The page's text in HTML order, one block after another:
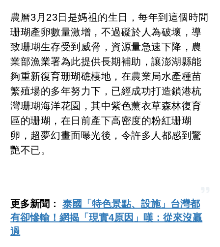
農曆3月23日是媽祖的生日，每年到這個時間
珊瑚產卵數量激增，不過礙於人為破壞，導
致珊瑚生存受到威脅，資源量急速下降，農
業部漁業署為此提供長期補助，讓澎湖縣能
夠重新復育珊瑚礁棲地，在農業局水產種苗
繁殖場的多年努力下，已經成功打造鎖港杭
灣珊瑚海洋花園，其中紫色薰衣草森林復育
區的珊瑚，在日前產下高密度的粉紅珊瑚
卵，超夢幻畫面曝光後，令許多人都感到驚
艷不已。
更多新聞：泰國「特色景點、設施」台灣都
有卻慘輸！網揭「現實4原因」嘆：從來沒贏
過